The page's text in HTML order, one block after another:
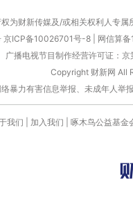
为财新传媒及/或相关权利人专
京ICP备10026701号-8 网信算
广播电视节目制作经营许可证：
Copyright 财新网 All
络暴力有害信息举报、未成年
我们 加入我们 啄木鸟公益基金